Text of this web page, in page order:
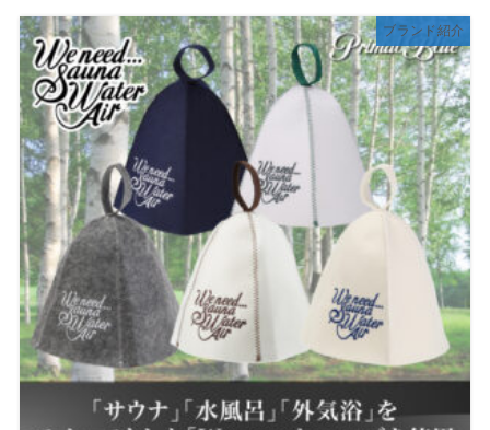
ブランド紹介